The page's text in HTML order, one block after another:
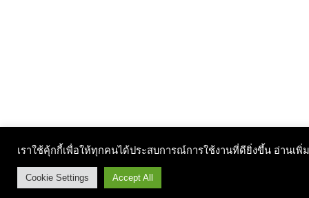
เราใช้คุ้กกี้เพื่อให้ทุกคนได้ประสบการณ์การใช้งานที่ดียิ่งขึ้น อ่านเพิ่
Cookie Settings Accept All